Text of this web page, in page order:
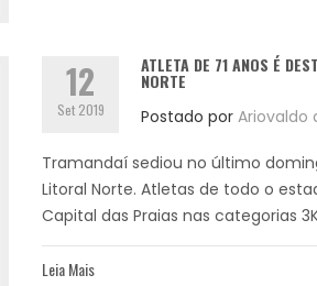
12
Set 2019
ATLETA DE 71 ANOS É
NORTE
Postado por Ariovaldo
Tramandaí sediou no último
Litoral Norte. Atletas de todo o
Capital das Praias nas categorias 3K,
Leia Mais